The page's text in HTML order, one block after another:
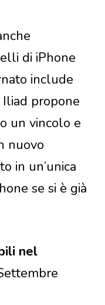
di iPhone
include
Iliad propone
un vincolo e
nuovo
in un’unica
se si è già
nel